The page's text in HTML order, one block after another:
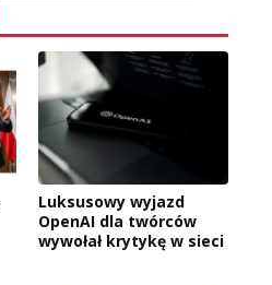
Luksusowy wyjazd
OpenAI dla twórców
wywołał krytykę w sieci